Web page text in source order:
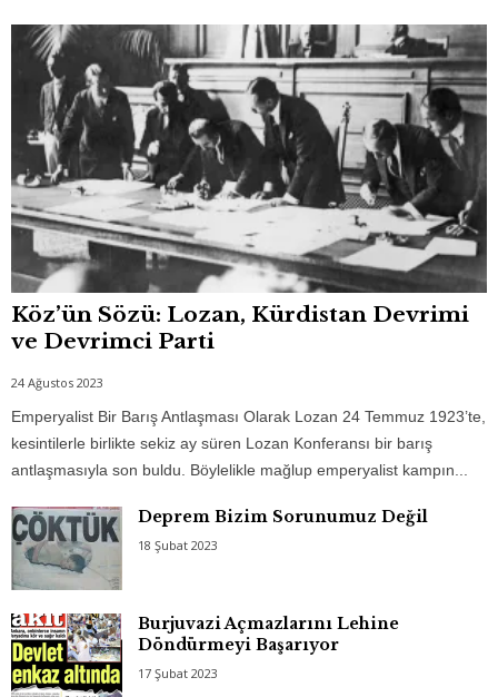
Köz’ün Sözü: Lozan, Kürdistan Devrimi
ve Devrimci Parti
24 Ağustos 2023
Emperyalist Bir Barış Antlaşması Olarak Lozan 24 Temmuz 1923’te,
kesintilerle birlikte sekiz ay süren Lozan Konferansı bir barış
antlaşmasıyla son buldu. Böylelikle mağlup emperyalist kampın...
Deprem Bizim Sorunumuz Değil
18 Şubat 2023
Burjuvazi Açmazlarını Lehine
Döndürmeyi Başarıyor
17 Şubat 2023